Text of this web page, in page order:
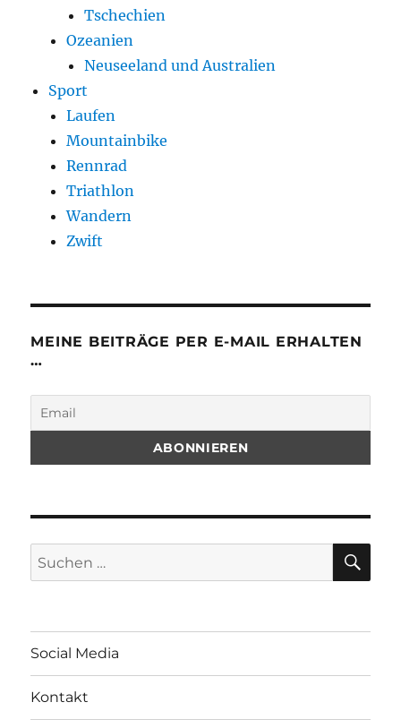
Tschechien
Ozeanien
Neuseeland und Australien
Sport
Laufen
Mountainbike
Rennrad
Triathlon
Wandern
Zwift
MEINE BEITRÄGE PER E-MAIL ERHALTEN
…
Suchen
nach:
Social Media
Kontakt